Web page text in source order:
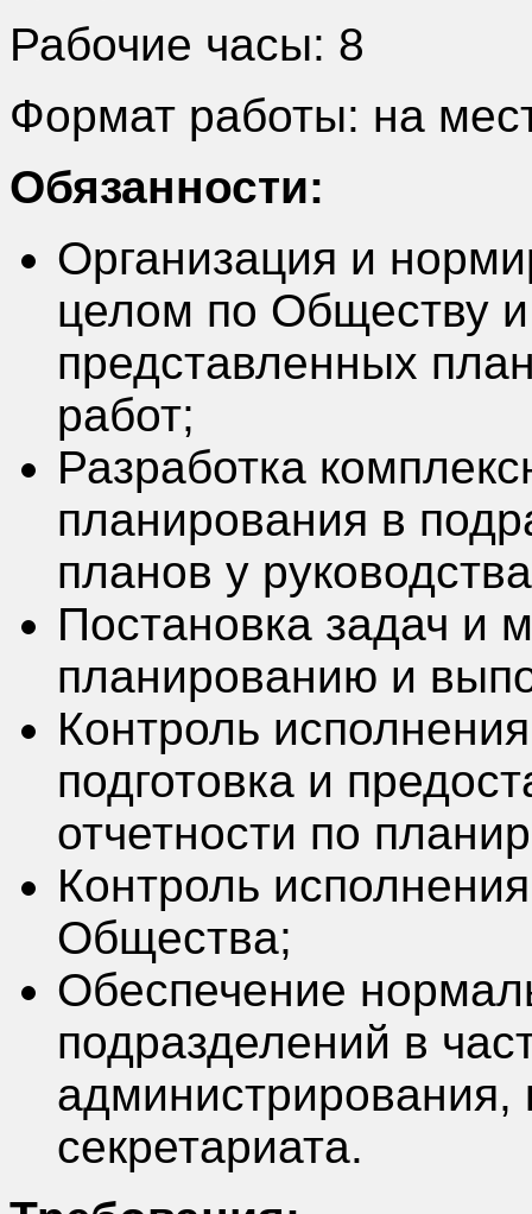
Рабочие часы: 8
Формат работы: на
Обязанности:
Организация и
целом по Обществу
представленных
работ;
Разработка
планирования в
планов у
Постановка задач и
планированию и
Контроль
подготовка и
отчетности по
Контроль
Общества;
Обеспечение
подразделений в
администрирования,
секретариата.